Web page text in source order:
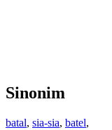
Sinonim
batal, sia-sia, batel,